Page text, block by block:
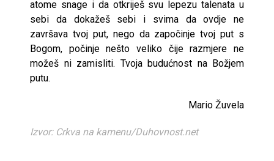
atome snage i da otkriješ svu lepezu talenata u
sebi da dokažeš sebi i svima da ovdje ne
završava tvoj put, nego da započinje tvoj put s
Bogom, počinje nešto veliko čije razmjere ne
možeš ni zamisliti. Tvoja budućnost na Božjem
putu.
Mario Žuvela
Izvor: Crkva na kamenu/Duhovnost.net